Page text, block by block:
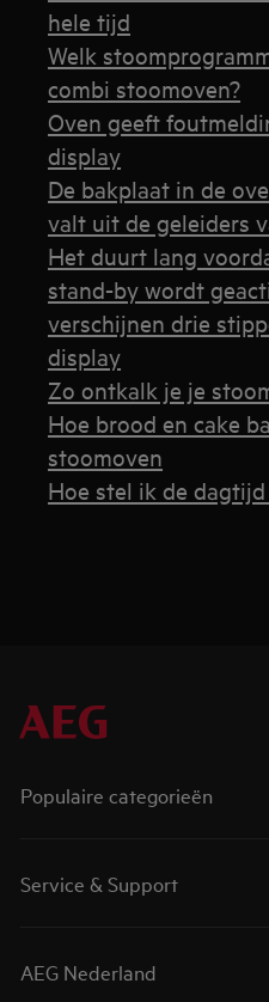
hele tijd
Welk
combi stoomoven?
Oven geeft
display
De bakplaat in de
valt uit de geleiders
Het duurt lang
stand-by wordt
verschijnen drie
display
Zo ontkalk je je
Hoe brood en cake
stoomoven
Hoe stel ik de
Populaire categorieën
Service & Support
AEG Nederland